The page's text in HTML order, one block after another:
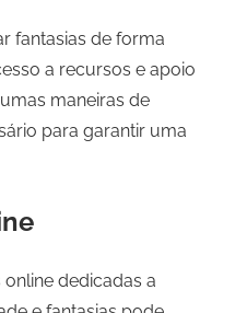
fantasias de forma
a recursos e apoio
maneiras de
para garantir uma
dedicadas a